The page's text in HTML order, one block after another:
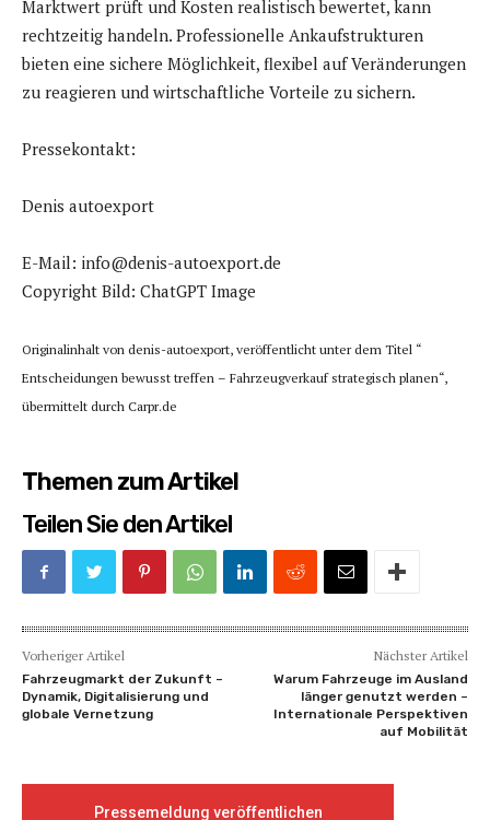
Marktwert prüft und Kosten realistisch bewertet, kann
rechtzeitig handeln. Professionelle Ankaufstrukturen
bieten eine sichere Möglichkeit, flexibel auf Veränderungen
zu reagieren und wirtschaftliche Vorteile zu sichern.
Pressekontakt:
Denis autoexport
E-Mail: info@denis-autoexport.de
Copyright Bild: ChatGPT Image
Originalinhalt von denis-autoexport, veröffentlicht unter dem Titel “
Entscheidungen bewusst treffen – Fahrzeugverkauf strategisch planen“,
übermittelt durch Carpr.de
Themen zum Artikel
Teilen Sie den Artikel
Vorheriger Artikel
Fahrzeugmarkt der Zukunft –
Dynamik, Digitalisierung und
globale Vernetzung
Nächster Artikel
Warum Fahrzeuge im Ausland
länger genutzt werden –
Internationale Perspektiven
auf Mobilität
Pressemeldung veröffentlichen